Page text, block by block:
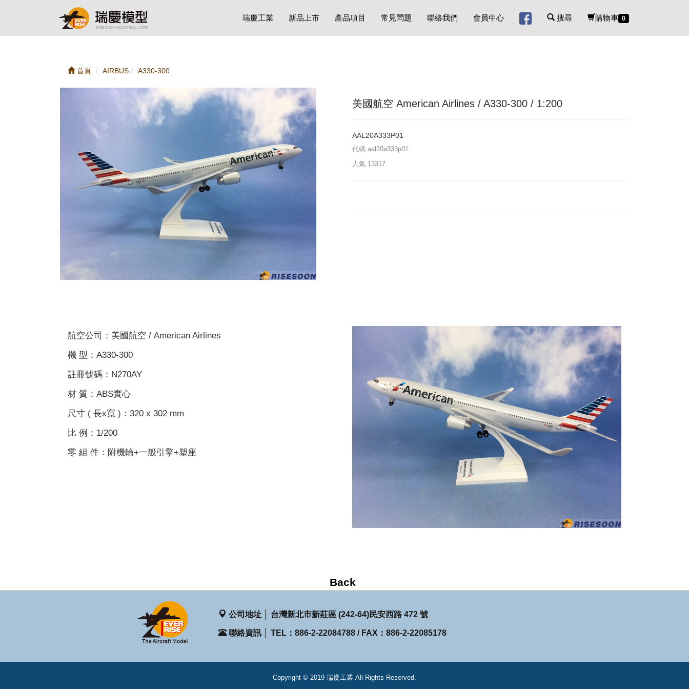
瑞慶工業 新品上市 產品項目 常見問題 聯絡我們 會員中心 搜尋 購物車 0
首頁 AIRBUS A330-300
美國航空 American Airlines / A330-300 / 1:200
AAL20A333P01
代碼 aal20a333p01
人氣 13317
航空公司：美國航空 / American Airlines
機 型：A330-300
註冊號碼：N270AY
材 質：ABS實心
尺寸 ( 長x寬 )：320 x 302 mm
比 例：1/200
零 組 件：附機輪+一般引擎+塑座
公司地址 │ 台灣新北市新莊區 (242-64)民安西路 472 號
聯絡資訊 │ TEL：886-2-22084788 / FAX：886-2-22085178
Copyright © 2019 瑞慶工業 All Rights Reserved.